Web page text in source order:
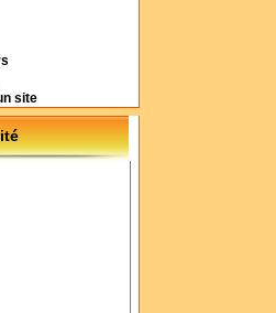
site